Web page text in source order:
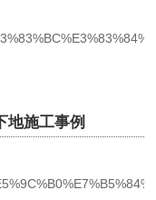
地施工事例